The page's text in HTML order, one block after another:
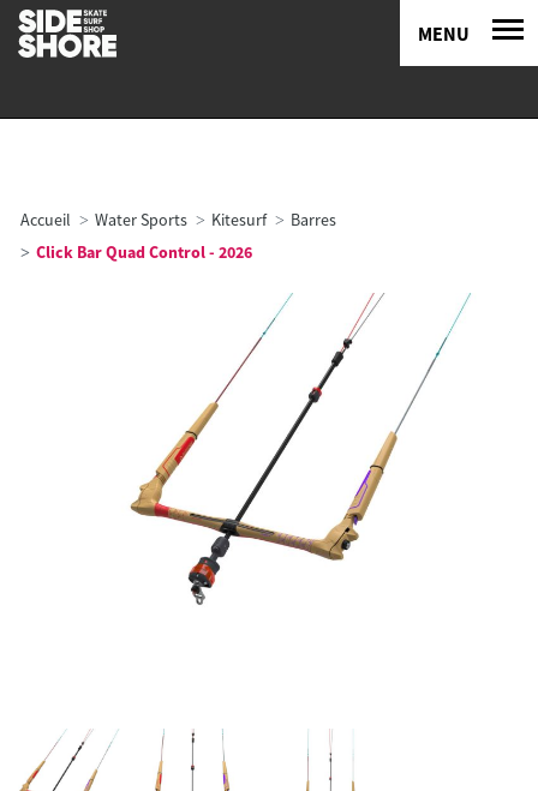
MENU
Accueil Water Sports Kitesurf
Barres
Click Bar Quad Control - 2026